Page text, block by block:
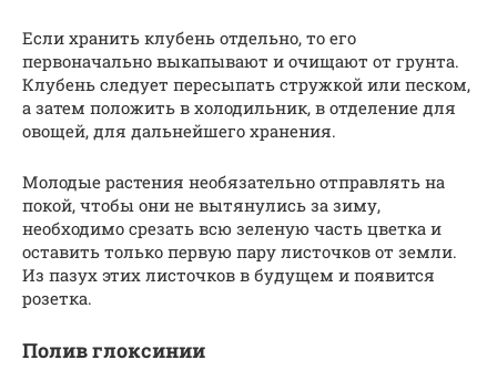
Если хранить клубень отдельно, то его
первоначально выкапывают и очищают от грунта.
Клубень следует пересыпать стружкой или песком,
а затем положить в холодильник, в отделение для
овощей, для дальнейшего хранения.
Молодые растения необязательно отправлять на
покой, чтобы они не вытянулись за зиму,
необходимо срезать всю зеленую часть цветка и
оставить только первую пару листочков от земли.
Из пазух этих листочков в будущем и появится
розетка.
Полив глоксинии